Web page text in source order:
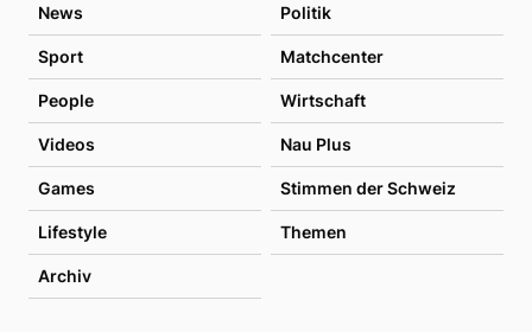
News Politik
Sport Matchcenter
People Wirtschaft
Videos Nau Plus
Games Stimmen der Schweiz
Lifestyle Themen
Archiv